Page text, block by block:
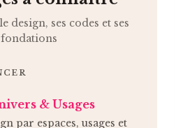
design, ses codes et ses
fondations
& Usages
par espaces, usages et